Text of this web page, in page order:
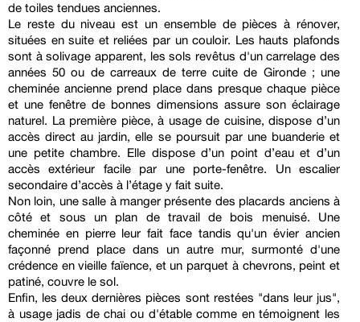
de toiles tendues anciennes.
Le reste du niveau est un ensemble de pièces à rénover,
situées en suite et reliées par un couloir. Les hauts plafonds
sont à solivage apparent, les sols revêtus d'un carrelage des
années 50 ou de carreaux de terre cuite de Gironde ; une
cheminée ancienne prend place dans presque chaque pièce
et une fenêtre de bonnes dimensions assure son éclairage
naturel. La première pièce, à usage de cuisine, dispose d’un
accès direct au jardin, elle se poursuit par une buanderie et
une petite chambre. Elle dispose d’un point d’eau et d’un
accès extérieur facile par une porte-fenêtre. Un escalier
secondaire d’accès à l’étage y fait suite.
Non loin, une salle à manger présente des placards anciens à
côté et sous un plan de travail de bois menuisé. Une
cheminée en pierre leur fait face tandis qu'un évier ancien
façonné prend place dans un autre mur, surmonté d'une
crédence en vieille faïence, et un parquet à chevrons, peint et
patiné, couvre le sol.
Enfin, les deux dernières pièces sont restées "dans leur jus",
à usage jadis de chai ou d'étable comme en témoignent les